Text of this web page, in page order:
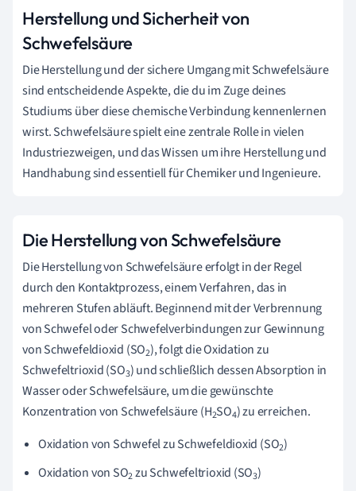
Herstellung und Sicherheit von
Schwefelsäure
Die Herstellung und der sichere Umgang mit Schwefelsäure
sind entscheidende Aspekte, die du im Zuge deines
Studiums über diese chemische Verbindung kennenlernen
wirst. Schwefelsäure spielt eine zentrale Rolle in vielen
Industriezweigen, und das Wissen um ihre Herstellung und
Handhabung sind essentiell für Chemiker und Ingenieure.
Die Herstellung von Schwefelsäure
Die Herstellung von Schwefelsäure erfolgt in der Regel
durch den Kontaktprozess, einem Verfahren, das in
mehreren Stufen abläuft. Beginnend mit der Verbrennung
von Schwefel oder Schwefelverbindungen zur Gewinnung
von Schwefeldioxid (SO2), folgt die Oxidation zu
Schwefeltrioxid (SO3) und schließlich dessen Absorption in
Wasser oder Schwefelsäure, um die gewünschte
Konzentration von Schwefelsäure (H2SO4) zu erreichen.
Oxidation von Schwefel zu Schwefeldioxid (SO2)
Oxidation von SO2zu Schwefeltrioxid (SO3)